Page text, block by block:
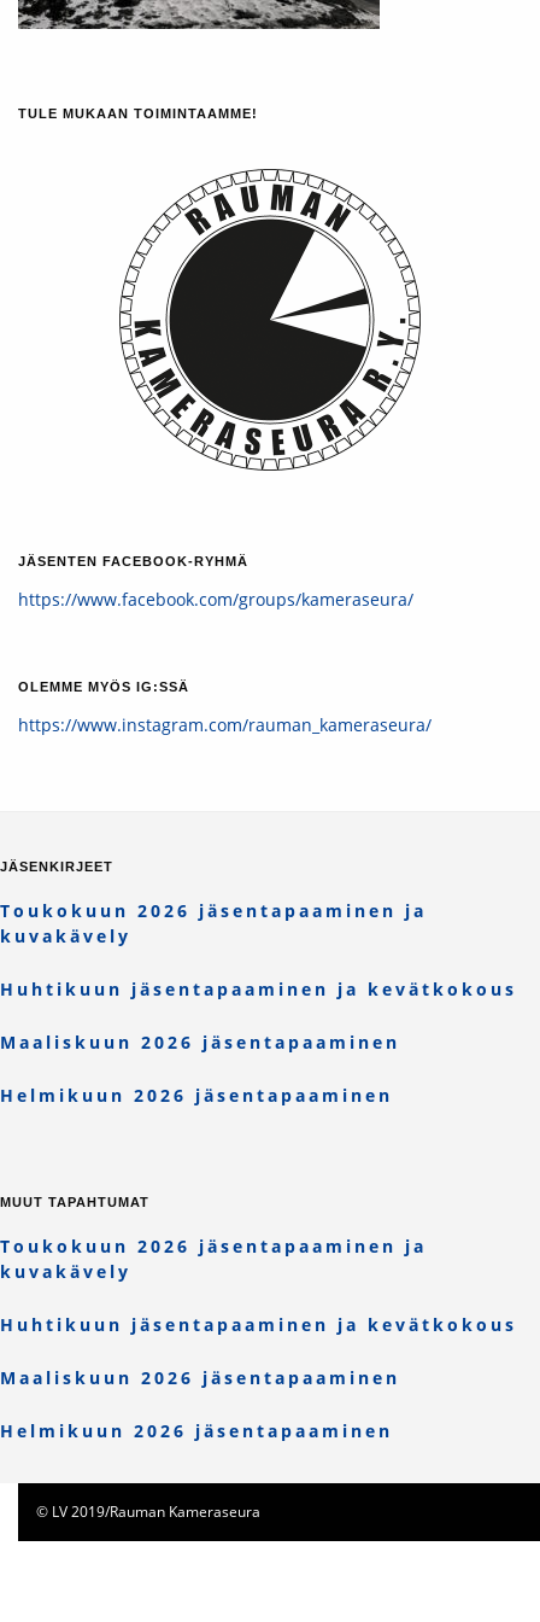
TULE MUKAAN TOIMINTAAMME!
JÄSENTEN FACEBOOK-RYHMÄ
https://www.facebook.com/groups/kameraseura/
OLEMME MYÖS IG:SSÄ
https://www.instagram.com/rauman_kameraseura/
JÄSENKIRJEET
Toukokuun 2026 jäsentapaaminen ja
kuvakävely
Huhtikuun jäsentapaaminen ja kevätkokous
Maaliskuun 2026 jäsentapaaminen
Helmikuun 2026 jäsentapaaminen
MUUT TAPAHTUMAT
Toukokuun 2026 jäsentapaaminen ja
kuvakävely
Huhtikuun jäsentapaaminen ja kevätkokous
Maaliskuun 2026 jäsentapaaminen
Helmikuun 2026 jäsentapaaminen
© LV 2019/Rauman Kameraseura